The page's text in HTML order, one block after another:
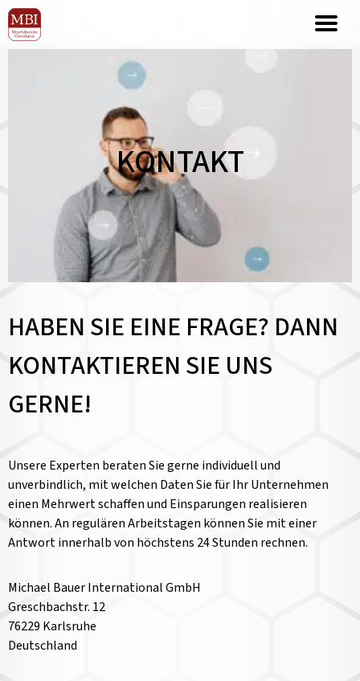
KONTAKT
HABEN SIE EINE FRAGE? DANN
KONTAKTIEREN SIE UNS
GERNE!
Unsere Experten beraten Sie gerne individuell und
unverbindlich, mit welchen Daten Sie für Ihr Unternehmen
einen Mehrwert schaffen und Einsparungen realisieren
können. An regulären Arbeitstagen können Sie mit einer
Antwort innerhalb von höchstens 24 Stunden rechnen.
Michael Bauer International GmbH
Greschbachstr. 12
76229 Karlsruhe
Deutschland